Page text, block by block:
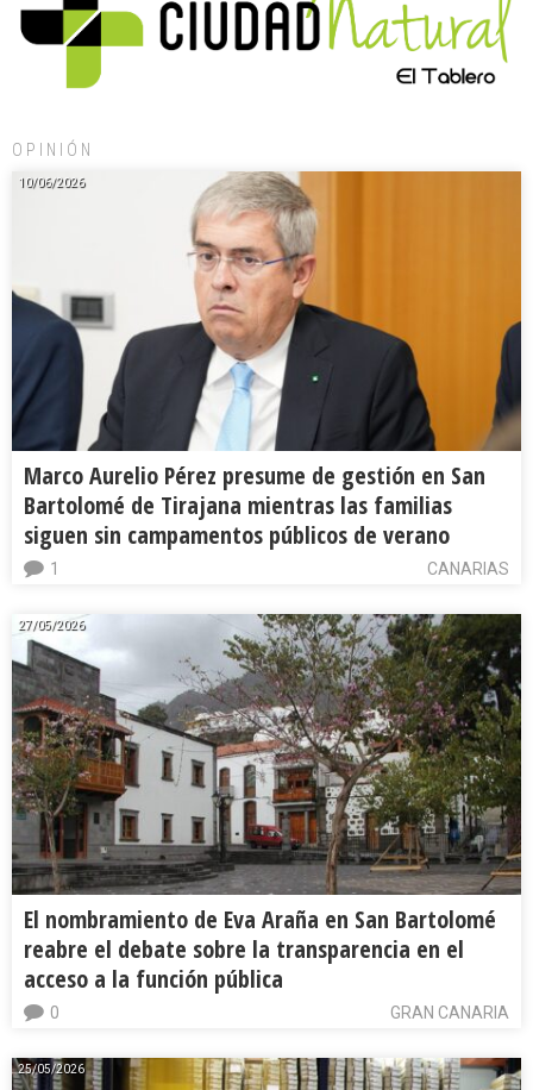
OPINIÓN
10/06/2026
Marco Aurelio Pérez presume de gestión en San
Bartolomé de Tirajana mientras las familias
siguen sin campamentos públicos de verano
CANARIAS
1
27/05/2026
El nombramiento de Eva Araña en San Bartolomé
reabre el debate sobre la transparencia en el
acceso a la función pública
GRAN CANARIA
0
25/05/2026